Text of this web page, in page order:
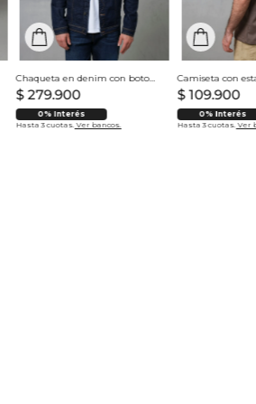
Chaqueta en denim con botones para hombre
$ 279.900
0% Interés
Hasta 3 cuotas. Ver bancos.
$ 109.900
0% Interés
Hasta 3 cuotas. Ver